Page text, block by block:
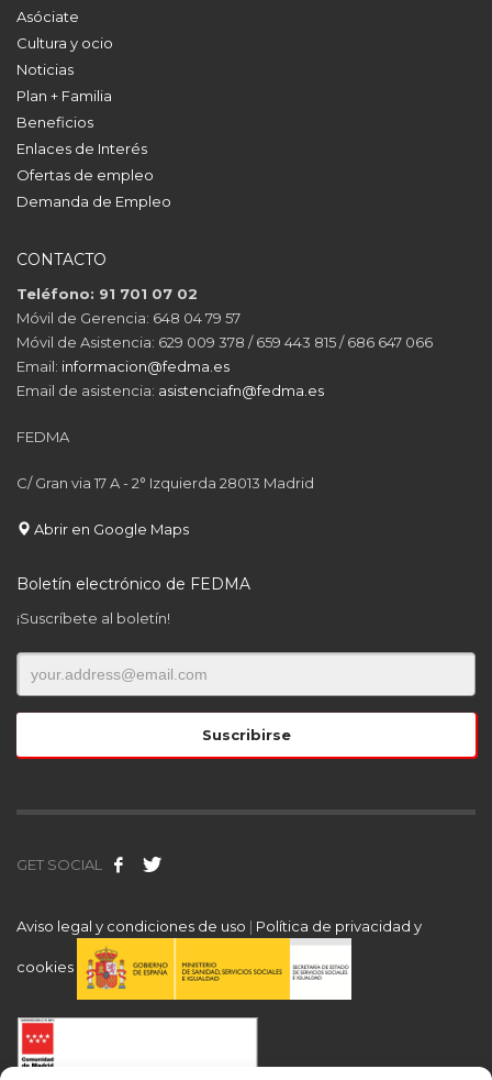
Asóciate
Cultura y ocio
Noticias
Plan + Familia
Beneficios
Enlaces de Interés
Ofertas de empleo
Demanda de Empleo
CONTACTO
Teléfono: 91 701 07 02
Móvil de Gerencia: 648 04 79 57
Móvil de Asistencia: 629 009 378 / 659 443 815 / 686 647 066
Email: informacion@fedma.es
Email de asistencia: asistenciafn@fedma.es
FEDMA
C/ Gran via 17 A - 2° Izquierda 28013 Madrid
Abrir en Google Maps
Boletín electrónico de FEDMA
¡Suscríbete al boletín!
GET SOCIAL
Aviso legal y condiciones de uso | Política de privacidad y
cookies